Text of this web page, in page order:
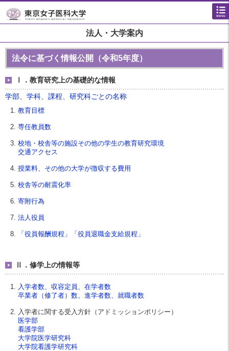
法人・大学案内
法令に基づく情報公開（令和5年度）
Ⅰ．教育研究上の基礎的な情報
学部、学科、課程、研究科ごとの名称
教育目標
専任教員数
校地・校舎等の施設その他の学生の教育研究環境
交通アクセス
授業料、その他の大学が徴収する費用
校舎等の耐震化率
寄附行為
法人役員
「役員報酬規程」「役員退職金支給規程」
Ⅱ．修学上の情報等
入学者数、収容定員、在学者数
卒業者（修了者）数、進学者数、就職者数
入学者に関する受入方針（アドミッションポリシー）
医学部
看護学部
大学院医学研究科
大学院看護学研究科